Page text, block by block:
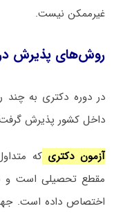
غیرممکن نیست.
روش‌های پذیرش
در دوره دکتری به
داخل کشور پذیرش
آزمون دکتری که
مقطع تحصیلی است و
اختصاص داده است.